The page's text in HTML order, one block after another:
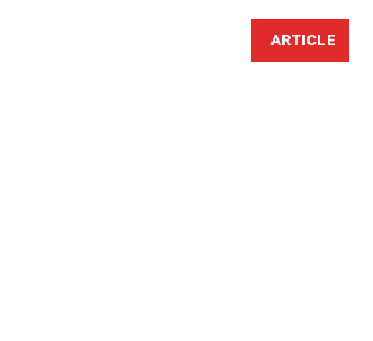
ARTICLE